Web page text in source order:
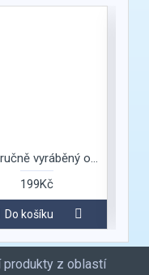
Bagri ručně vyráběný ovčí žlutý kaškaval
199Kč
Do košíku
produkty z oblastí